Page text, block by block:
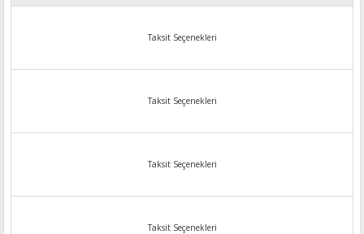
Taksit Seçenekleri
Taksit Seçenekleri
Taksit Seçenekleri
Taksit Seçenekleri